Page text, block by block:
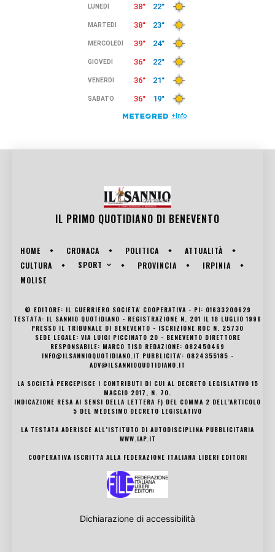
IL PRIMO QUOTIDIANO DI BENEVENTO
HOME CRONACA POLITICA
ATTUALITÀ
CULTURA
SPORT PROVINCIA
IRPINIA
MOLISE
© EDITORE: IL GUERRIERO SOCIETA' COOPERATIVA - PI: 01633200629
TESTATA: IL SANNIO QUOTIDIANO - REGISTRAZIONE N. 201 IL 18 LUGLIO 1996
PRESSO IL TRIBUNALE DI BENEVENTO - ISCRIZIONE ROC N. 25730
SEDE LEGALE: VIA LUIGI PICCINATO 20 - BENEVENTO DIRETTORE
RESPONSABILE: MARCO TISO REDAZIONE: 082450469
INFO@ILSANNIOQUOTIDIANO.IT PUBBLICITA': 0824355185 -
ADV@ILSANNIOQUOTIDIANO.IT
LA SOCIETÀ PERCEPISCE I CONTRIBUTI DI CUI AL DECRETO LEGISLATIVO 15
MAGGIO 2017, N. 70.
INDICAZIONE RESA AI SENSI DELLA LETTERA F) DEL COMMA 2 DELL’ARTICOLO
5 DEL MEDESIMO DECRETO LEGISLATIVO
LA TESTATA ADERISCE ALL’ISTITUTO DI AUTODISCIPLINA PUBBLICITARIA
WWW.IAP.IT
COOPERATIVA ISCRITTA ALLA FEDERAZIONE ITALIANA LIBERI EDITORI
Dichiarazione di accessibilità